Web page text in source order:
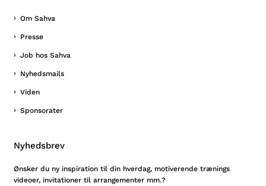
Om Sahva
Presse
Job hos Sahva
Nyhedsmails
Viden
Sponsorater
Nyhedsbrev
Ønsker du ny inspiration til din hverdag, motiverende trænings
videoer, invitationer til arrangementer mm.?